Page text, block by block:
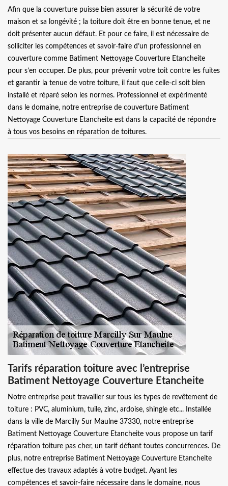
Afin que la couverture puisse bien assurer la sécurité de votre
maison et sa longévité ; la toiture doit être en bonne tenue, et ne
doit présenter aucun défaut. Et pour ce faire, il est nécessaire de
solliciter les compétences et savoir-faire d’un professionnel en
couverture comme Batiment Nettoyage Couverture Etancheite
pour s’en occuper. De plus, pour prévenir votre toit contre les fuites
et garantir la tenue de votre toiture, il faut que celle-ci soit bien
installé et réparé selon les normes. Professionnel et expérimenté
dans le domaine, notre entreprise de couverture Batiment
Nettoyage Couverture Etancheite est dans la capacité de répondre
à tous vos besoins en réparation de toitures.
Tarifs réparation toiture avec l’entreprise
Batiment Nettoyage Couverture Etancheite
Notre entreprise peut travailler sur tous les types de revêtement de
toiture : PVC, aluminium, tuile, zinc, ardoise, shingle etc... Installée
dans la ville de Marcilly Sur Maulne 37330, notre entreprise
Batiment Nettoyage Couverture Etancheite vous propose un tarif
réparation toiture pas cher, un tarif défiant toutes concurrences. De
plus, notre entreprise Batiment Nettoyage Couverture Etancheite
effectue des travaux adaptés à votre budget. Ayant les
compétences et savoir-faire nécessaire dans le domaine, nous